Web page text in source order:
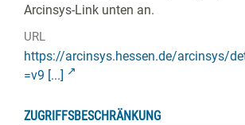
Arcinsys-Link unten an.
URL
https://arcinsys.hessen.de/arcinsys/
=v9 [...]
ZUGRIFFSBESCHRÄNKUNG